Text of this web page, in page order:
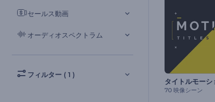
セールス動画
オーディオスペクトラム
フィルター ( 1 )
70 映像シーン